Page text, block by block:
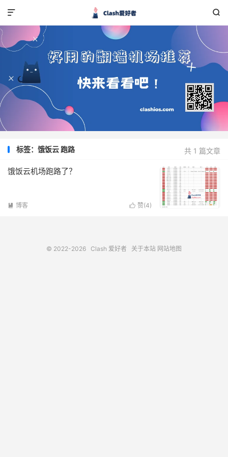


共 1 篇文章
标签：饿饭云 跑路
饿饭云机场跑路了？
 赞(4)
 博客
© 2022-2026 Clash 爱好者 关于本站 网站地图